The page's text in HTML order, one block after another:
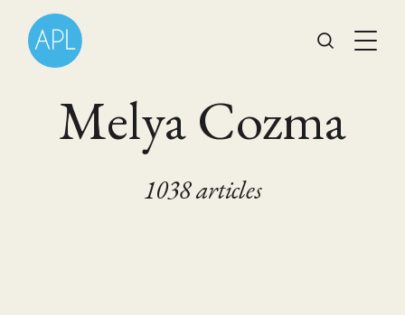
Melya Cozma
1038 articles